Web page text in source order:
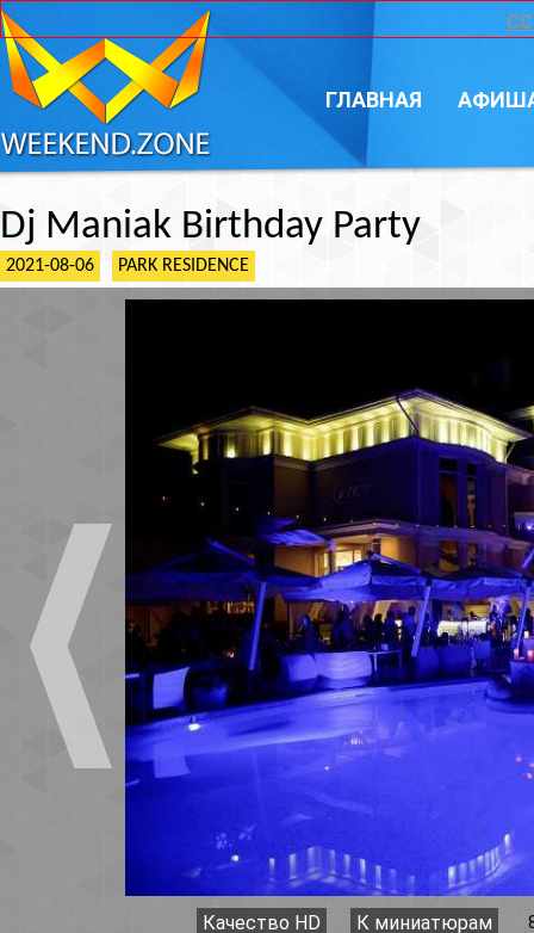
ГЛАВНАЯ
Dj Maniak Birthday Party
2021-08-06 PARK RESIDENCE
Качество HD К миниатюрам